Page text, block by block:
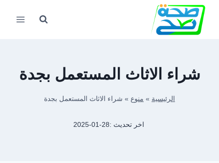
التجاوز
المحتوى
شراء الاثاث المستعمل بجدة
الرئيسية » منوع » شراء الاثاث المستعمل بجدة
اخر تحديث :2025-01-28